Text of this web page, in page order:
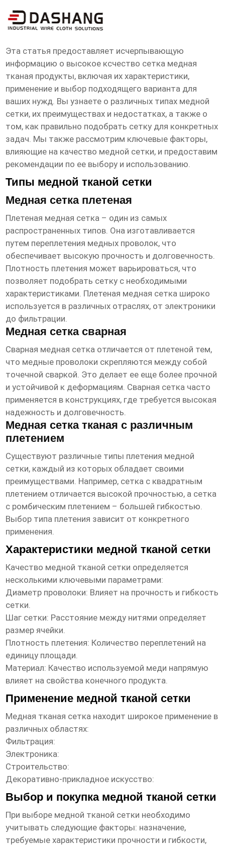
высокое ксчество сетка медная
тканая продукты
Эта статья предоставляет исчерпывающую
информацию о высокое ксчество сетка медная
тканая продукты, включая их характеристики,
применение и выбор подходящего варианта для
ваших нужд. Вы узнаете о различных типах медной
сетки, их преимуществах и недостатках, а также о
том, как правильно подобрать сетку для конкретных
задач. Мы также рассмотрим ключевые факторы,
влияющие на качество медной сетки, и предоставим
рекомендации по ее выбору и использованию.
Типы медной тканой сетки
Медная сетка плетеная
Плетеная медная сетка – один из самых
распространенных типов. Она изготавливается
путем переплетения медных проволок, что
обеспечивает высокую прочность и долговечность.
Плотность плетения может варьироваться, что
позволяет подобрать сетку с необходимыми
характеристиками. Плетеная медная сетка широко
используется в различных отраслях, от электроники
до фильтрации.
Медная сетка сварная
Сварная медная сетка отличается от плетеной тем,
что медные проволоки скрепляются между собой
точечной сваркой. Это делает ее еще более прочной
и устойчивой к деформациям. Сварная сетка часто
применяется в конструкциях, где требуется высокая
надежность и долговечность.
Медная сетка тканая с различным
плетением
Существуют различные типы плетения медной
сетки, каждый из которых обладает своими
преимуществами. Например, сетка с квадратным
плетением отличается высокой прочностью, а сетка
с ромбическим плетением – большей гибкостью.
Выбор типа плетения зависит от конкретного
применения.
Характеристики медной тканой сетки
Качество медной тканой сетки определяется
несколькими ключевыми параметрами:
Диаметр проволоки: Влияет на прочность и гибкость
сетки.
Шаг сетки: Расстояние между нитями определяет
размер ячейки.
Плотность плетения: Количество переплетений на
единицу площади.
Материал: Качество используемой меди напрямую
влияет на свойства конечного продукта.
Применение медной тканой сетки
Медная тканая сетка находит широкое применение в
различных областях:
Фильтрация:
Электроника:
Строительство:
Декоративно-прикладное искусство:
Выбор и покупка медной тканой сетки
При выборе медной тканой сетки необходимо
учитывать следующие факторы: назначение,
требуемые характеристики прочности и гибкости,